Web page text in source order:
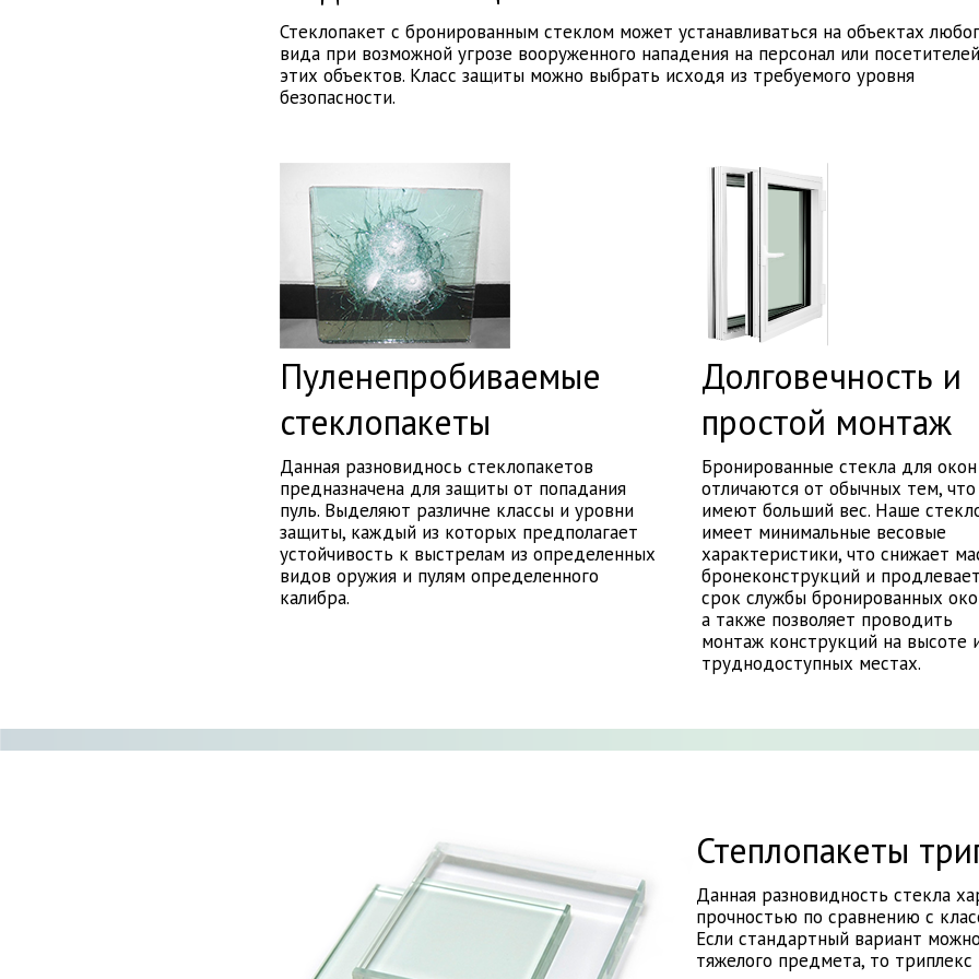
Стеклопакет с бронированным стеклом может устанавливаться на объектах
вида при возможной угрозе вооруженного нападения на персонал или посетителей
этих объектов. Класс защиты можно выбрать исходя из требуемого уровня
безопасности.
Пуленепробиваемые
стеклопакеты
Данная разновиднось стеклопакетов
предназначена для защиты от попадания
пуль. Выделяют различне классы и уровни
защиты, каждый из которых предполагает
устойчивость к выстрелам из определенных
видов оружия и пулям определенного
калибра.
Долговечность и
простой монтаж
Бронированные стекла для окон
отличаются от обычных тем, что
имеют больший вес. Наше
имеет минимальные весовые
характеристики, что снижает
бронеконструкций и
срок службы бронированных
а также позволяет проводить
монтаж конструкций на высоте
труднодоступных местах.
Степлопакеты
Данная разновидность стекла
прочностью по сравнению с
Если стандартный вариант
тяжелого предмета, то